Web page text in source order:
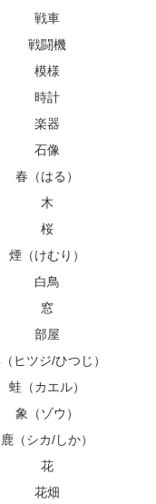
戦車
戦闘機
模様
時計
楽器
石像
春（はる）
木
桜
煙（けむり）
白鳥
窓
部屋
ヒツジ/ひつじ）
蛙（カエル）
象（ゾウ）
鹿（シカ/しか）
花
花畑